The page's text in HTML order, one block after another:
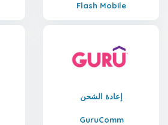
Flash Mobile
إعادة الشحن
GuruComm